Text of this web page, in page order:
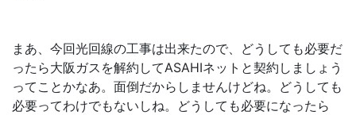
まあ、今回光回線の工事は出来たので、どうしても必要だ
ったら大阪ガスを解約してASAHIネットと契約しましょう
ってことかなあ。面倒だからしませんけどね。どうしても
必要ってわけでもないしね。どうしても必要になったら